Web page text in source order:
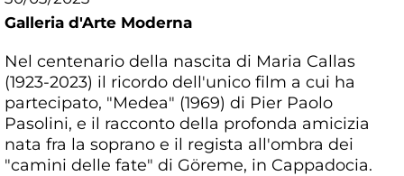
Galleria d'Arte Moderna
Nel centenario della nascita di Maria Callas
(1923-2023) il ricordo dell'unico film a cui ha
partecipato, "Medea" (1969) di Pier Paolo
Pasolini, e il racconto della profonda amicizia
nata fra la soprano e il regista all'ombra dei
"camini delle fate" di Göreme, in Cappadocia.